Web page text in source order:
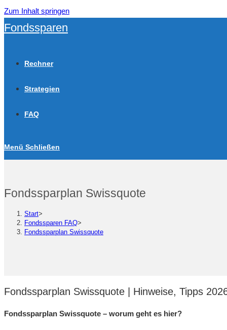
Zum Inhalt springen
Fondssparen
Rechner
Strategien
FAQ
Menü Schließen
Fondssparplan Swissquote
Start>
Fondssparen FAQ>
Fondssparplan Swissquote
Fondssparplan Swissquote | Hinweise, Tipps
Fondssparplan Swissquote – worum geht es hier?